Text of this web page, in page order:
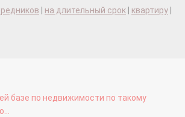
на длительный срок квартиру
базе по недвижимости по такому